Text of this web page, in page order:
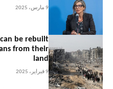
9 مارس، 2025
be rebuilt
from their
land
9 فبراير، 2025